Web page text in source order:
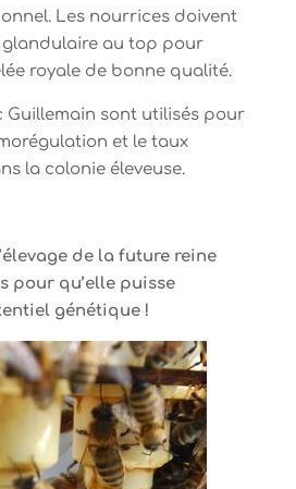
Les nourrices doivent
glandulaire au top pour
royale de bonne qualité.
Guillemain sont utilisés pour
et le taux
la colonie éleveuse.
de la future reine
pour qu’elle puisse
génétique !